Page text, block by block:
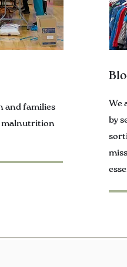
and families
malnutrition
We
by